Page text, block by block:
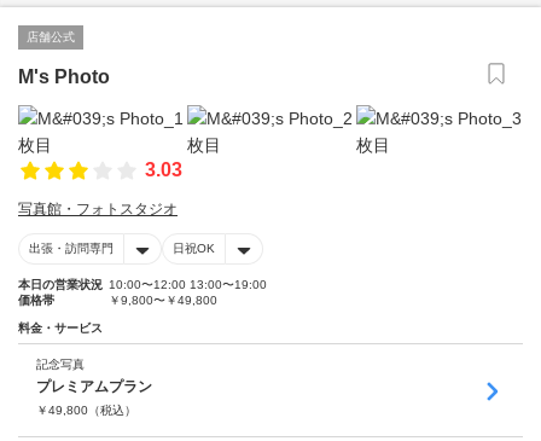
店舗公式
M's Photo
3.03
写真館・フォトスタジオ
出張・訪問専門 日祝OK
本日の営業状況 10:00〜12:00 13:00〜19:00
価格帯
￥9,800〜￥49,800
料金・サービス
記念写真
プレミアムプラン
￥49,800 （税込）